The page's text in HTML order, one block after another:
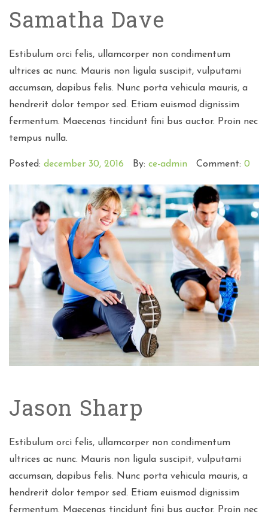
Samatha Dave
Estibulum orci felis, ullamcorper non condimentum
ultrices ac nunc. Mauris non ligula suscipit, vulputami
accumsan, dapibus felis. Nunc porta vehicula mauris, a
hendrerit dolor tempor sed. Etiam euismod dignissim
fermentum. Maecenas tincidunt fini bus auctor. Proin nec
tempus nulla.
Posted: december 30, 2016 By: ce-admin Comment: 0
Jason Sharp
Estibulum orci felis, ullamcorper non condimentum
ultrices ac nunc. Mauris non ligula suscipit, vulputami
accumsan, dapibus felis. Nunc porta vehicula mauris, a
hendrerit dolor tempor sed. Etiam euismod dignissim
fermentum. Maecenas tincidunt fini bus auctor. Proin nec